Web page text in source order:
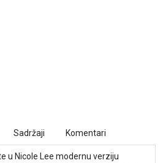
Sadržaji Komentari
u Nicole Lee modernu verziju